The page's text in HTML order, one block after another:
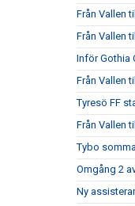
Från Vallen
Från Vallen
Inför Gothia
Från Vallen
Tyresö FF
Från Vallen
Tybo
Omgång 2
Ny